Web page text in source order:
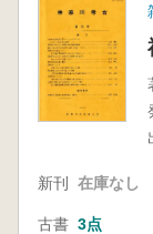
新刊 在庫なし
古書 3点